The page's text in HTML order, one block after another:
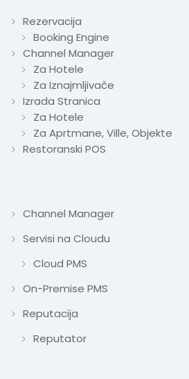
Rezervacija
Booking Engine
Channel Manager
Za Hotele
Za Iznajmljivače
Izrada Stranica
Za Hotele
Za Aprtmane, Ville, Objekte
Restoranski POS
Channel Manager
Servisi na Cloudu
Cloud PMS
On-Premise PMS
Reputacija
Reputator